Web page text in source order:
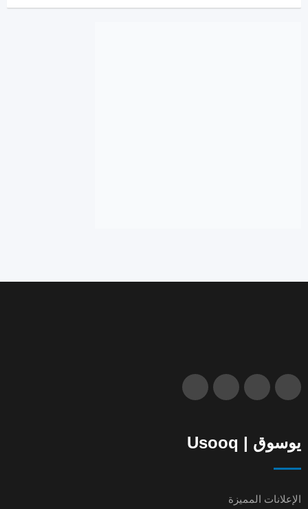
يوسوق | Usooq
الإعلانات المميزة